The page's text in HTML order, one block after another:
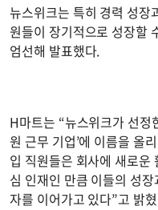
뉴스위크는 특히 경력 성장
원들이 장기적으로 성장할
엄선해 발표했다.
H마트는 “뉴스위크가 선정
원 근무 기업’에 이름을 올
입 직원들은 회사에 새로운
심 인재인 만큼 이들의 성
자를 이어가고 있다”고 밝